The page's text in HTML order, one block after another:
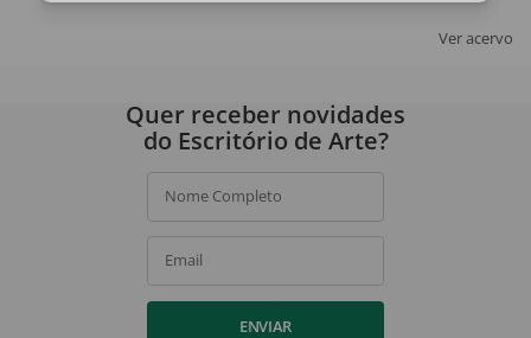
Ver acervo
Quer receber novidades
do Escritório de Arte?
Nome Completo
Email
ENVIAR